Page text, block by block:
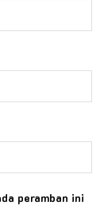
peramban ini